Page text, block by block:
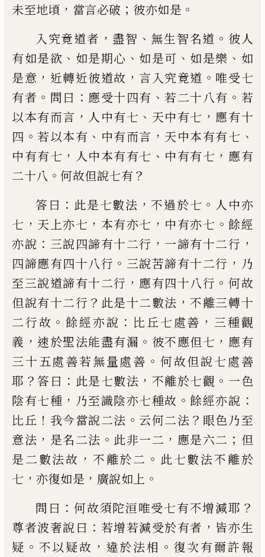
未至地頃 ， 當言必破 ； 彼亦如是 。
入究竟道者 ， 盡智 、 無生智名道 。 彼人
有如是欲 、 如是期心 、 如是可 、 如是樂 、 如
是意 ， 近轉近彼道故 ， 言入究竟道 。 唯受七
有者 。 問曰 ： 應受十四有 、若二十八有 。 若
以本有而言 ， 人中有七 、 天中有七 ， 應有十
四 。若以本有 、 中有而言 ， 天中本有有七 、
中有有七 ， 人中本有有七 、 中有有七 ， 應有
二十八 。 何故但說七有？
答曰 ： 此是七數法 ，不過於七 。 人中亦
七 ， 天上亦七 ， 本有亦七 ， 中有亦七 。餘經
亦說 ： 三說四諦有十二行 ， 一諦有十二行 ，
四諦應有四十八行 。 三說苦諦有十二行 ， 乃
至三說道諦有十二行 ， 應有四十八行 。 何故
但說有十二行 ？ 此是十二數法 ，不離三轉十
二行故 。餘經亦說 ： 比丘七處善 ， 三種觀
義 ， 速於聖法能盡有漏 。 彼不應但七 ， 應有
三十五處善若無量處善 。 何故但說七處善
耶 ？答曰 ： 此是七數法 ， 不離於七觀 。 一色
陰有七種 ， 乃至識陰亦七種故 。餘經亦說 ：
比丘 ！ 我今當說二法 。 云何二法 ？ 眼色乃至
意法 ， 是名二法 。 此非一二 ， 應是六二 ； 但
是二數法故 ， 不離於二 。 此七數法不離於
七 ， 亦復如是 ， 廣說如上 。
問曰 ：何故須陀洹唯受七有不增減耶 ？
尊者波奢說曰 ： 若增若減受於有者 ， 皆亦生
疑 。 不以疑故 ， 違於法相 。 復次有爾許報